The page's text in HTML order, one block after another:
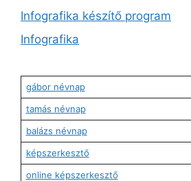
Infografika készítő program
Infografika
gábor névnap
tamás névnap
balázs névnap
képszerkesztő
online képszerkesztő